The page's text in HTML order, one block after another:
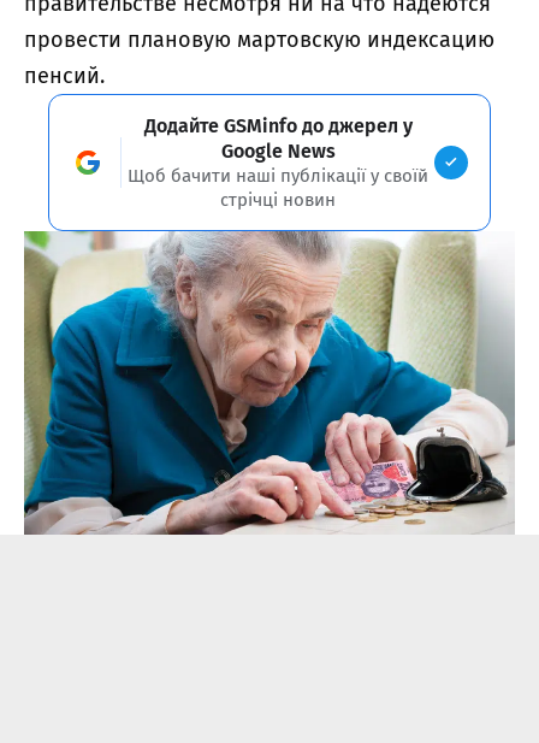
провести плановую мартовскую индексацию
пенсий.
Додайте GSMinfo до джерел у
Google News
Щоб бачити наші публікації у своїй
стрічці новин